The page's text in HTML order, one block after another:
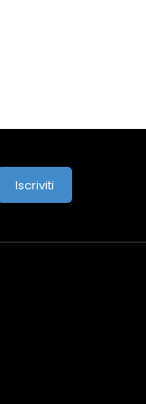
Iscriviti